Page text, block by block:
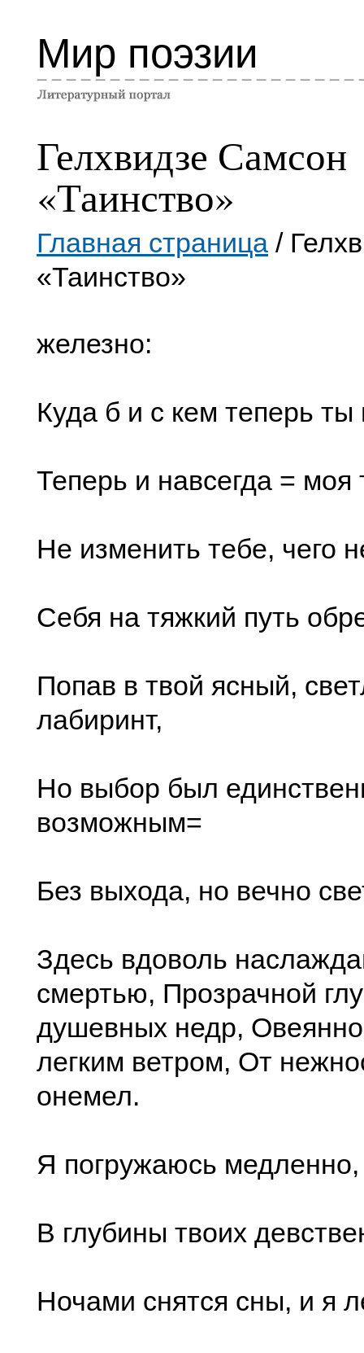
Мир поэзии
Гелхвидзе Самсон
«Таинство»
Главная страница /
«Таинство»
железно:
Куда б и с кем теперь
Теперь и навсегда = моя
Не изменить тебе, чего
Себя на тяжкий путь
Попав в твой ясный,
лабиринт,
Но выбор был
возможным=
Без выхода, но вечно
Здесь вдоволь
смертью, Прозрачной
душевных недр,
легким ветром, От
онемел.
Я погружаюсь
В глубины твоих
Ночами снятся сны, и я